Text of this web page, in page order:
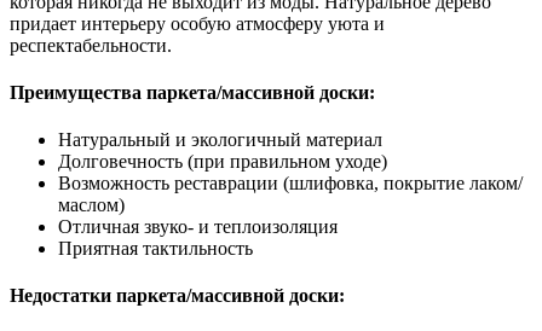
придает интерьеру особую атмосферу уюта и
респектабельности.
Преимущества паркета/массивной доски:
Натуральный и экологичный материал
Долговечность (при правильном уходе)
Возможность реставрации (шлифовка, покрытие лаком/
маслом)
Отличная звуко- и теплоизоляция
Приятная тактильность
Недостатки паркета/массивной доски: